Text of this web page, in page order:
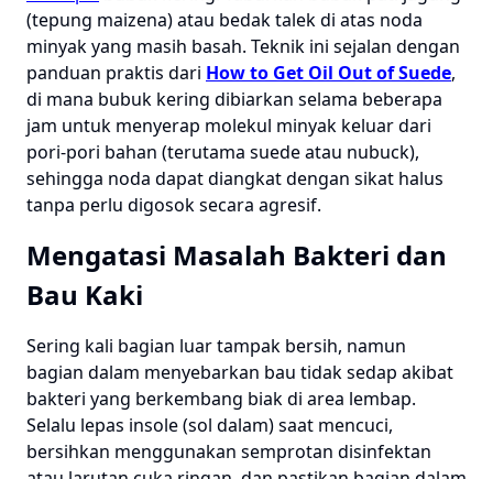
(tepung maizena) atau bedak talek di atas noda
minyak yang masih basah. Teknik ini sejalan dengan
panduan praktis dari How to Get Oil Out of Suede,
di mana bubuk kering dibiarkan selama beberapa
jam untuk menyerap molekul minyak keluar dari
pori-pori bahan (terutama suede atau nubuck),
sehingga noda dapat diangkat dengan sikat halus
tanpa perlu digosok secara agresif.
Mengatasi Masalah Bakteri dan
Bau Kaki
Sering kali bagian luar tampak bersih, namun
bagian dalam menyebarkan bau tidak sedap akibat
bakteri yang berkembang biak di area lembap.
Selalu lepas insole (sol dalam) saat mencuci,
bersihkan menggunakan semprotan disinfektan